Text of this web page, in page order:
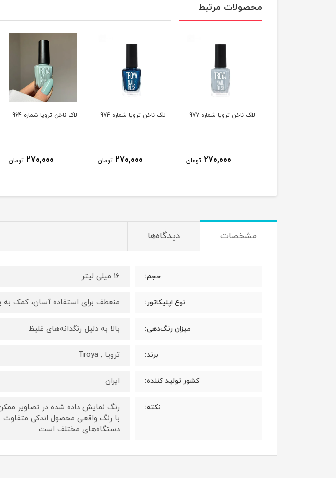
محصولات مرتبط
لاک ناخن ترویا شماره 977
270,000 تومان
لاک ناخن ترویا شماره 974
270,000 تومان
لاک ناخن ترویا شماره 964
270,000 تومان
مشخصات دیدگاه‌ها
حجم: 16 میلی لیتر
نوع اپلیکاتور: منعطف برای استفاده آسان، کمک
میزان رنگ‌دهی: بالا به دلیل رنگدانه‌های غلیظ
برند: ترویا , Troya
کشور تولید کننده: ایران
نکته:
رنگ نمایش داده‌ شده در تصاویر
با رنگ واقعی محصول اندکی
دستگاه‌های مختلف است.